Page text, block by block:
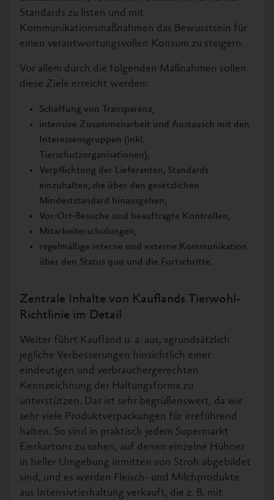
Standards zu listen und mit
Kommunikationsmaßnahmen das Bewusstsein für
einen verantwortungsvollen Konsum zu steigern.
Vor allem durch die folgenden Maßnahmen sollen
diese Ziele erreicht werden:
Schaffung von Transparenz,
intensive Zusammenarbeit und Austausch mit den
Interessensgruppen (inkl.
Tierschutzorganisationen),
Verpflichtung der Lieferanten, Standards
einzuhalten, die über den gesetzlichen
Mindeststandard hinausgehen,
Vor-Ort-Besuche und beauftragte Kontrollen,
Mitarbeiterschulungen,
regelmäßige interne und externe Kommunikation
über den Status quo und die Fortschritte.
Zentrale Inhalte von Kauflands Tierwohl-
Richtlinie im Detail
Weiter führt Kaufland u. a. aus, »grundsätzlich
jegliche Verbesserungen hinsichtlich einer
eindeutigen und verbrauchergerechten
Kennzeichnung der Haltungsform« zu
unterstützen. Das ist sehr begrüßenswert, da wir
sehr viele Produktverpackungen für irreführend
halten. So sind in praktisch jedem Supermarkt
Eierkartons zu sehen, auf denen einzelne Hühner
in heller Umgebung inmitten von Stroh abgebildet
sind, und es werden Fleisch- und Milchprodukte
aus Intensivtierhaltung verkauft, die z. B. mit